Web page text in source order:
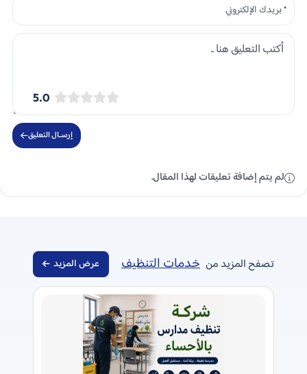
5.0
إرســال التعليق
لم يتم إضافة تعليقات لهذا المقال.
تصفح المزيد من خدمات التنظيف عرض المزيد